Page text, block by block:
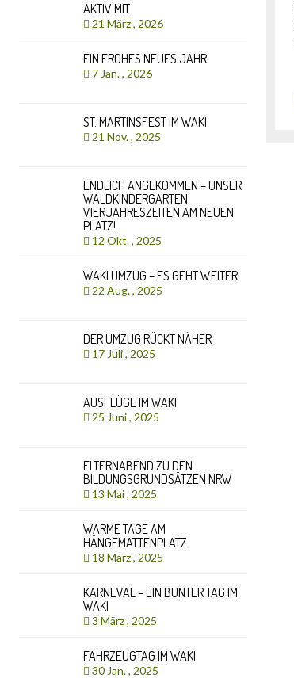
AKTIV MIT
21 März , 2026
EIN FROHES NEUES JAHR
7 Jan. , 2026
ST. MARTINSFEST IM WAKI
21 Nov. , 2025
ENDLICH ANGEKOMMEN – UNSER
WALDKINDERGARTEN
VIERJAHRESZEITEN AM NEUEN
PLATZ!
12 Okt. , 2025
WAKI UMZUG – ES GEHT WEITER
22 Aug. , 2025
DER UMZUG RÜCKT NÄHER
17 Juli , 2025
AUSFLÜGE IM WAKI
25 Juni , 2025
ELTERNABEND ZU DEN
BILDUNGSGRUNDSÄTZEN NRW
13 Mai , 2025
WARME TAGE AM
HÄNGEMATTENPLATZ
18 März , 2025
KARNEVAL – EIN BUNTER TAG IM
WAKI
3 März , 2025
FAHRZEUGTAG IM WAKI
30 Jan. , 2025